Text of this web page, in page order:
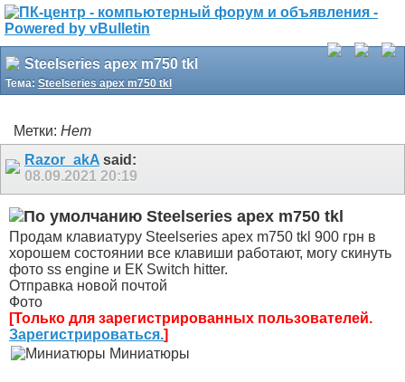
Steelseries apex m750 tkl
Тема: Steelseries apex m750 tkl
Метки: Нет
Razor_akA said:
08.09.2021 20:19
Steelseries apex m750 tkl
Продам клавиатуру Steelseries apex m750 tkl 900 грн в
хорошем состоянии все клавиши работают, могу скинуть
фото ss engine и ЕК Switch hitter.
Отправка новой почтой
Фото
[Только для зарегистрированных пользователей.
Зарегистрироваться.]
Миниатюры